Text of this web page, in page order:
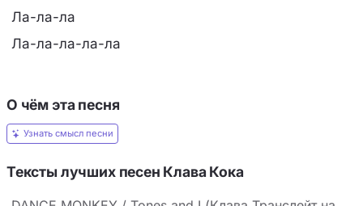
Ла-ла-ла
Ла-ла-ла-ла-ла
О чём эта песня
Узнать смысл песни
Тексты лучших песен Клава Кока